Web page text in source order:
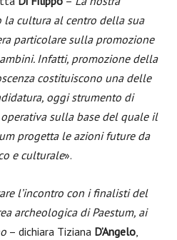
la cultura al centro della sua
particolare sulla promozione
Infatti, promozione della
costituiscono una delle
oggi strumento di
sulla base del quale il
progetta le azioni future da
e culturale».
l’incontro con i finalisti del
archeologica di Paestum, ai
– dichiara Tiziana D’Angelo,